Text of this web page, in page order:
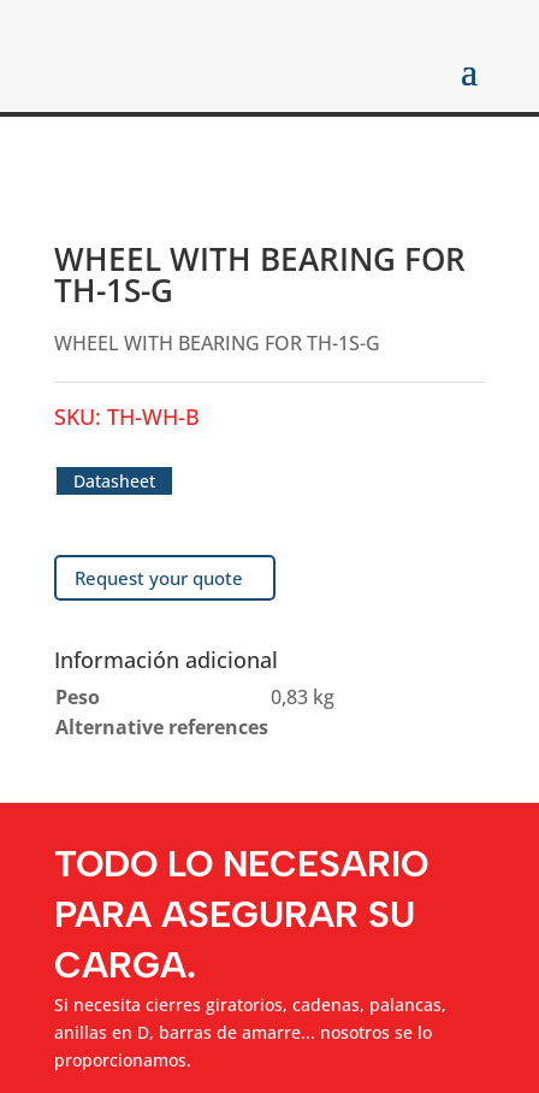
WHEEL WITH BEARING FOR
TH-1S-G
WHEEL WITH BEARING FOR TH-1S-G
SKU: TH-WH-B
Datasheet
Request your quote
Información adicional
Peso
0,83 kg
Alternative references
TODO LO NECESARIO
PARA ASEGURAR SU
CARGA.
Si necesita cierres giratorios, cadenas, palancas,
anillas en D, barras de amarre... nosotros se lo
proporcionamos.